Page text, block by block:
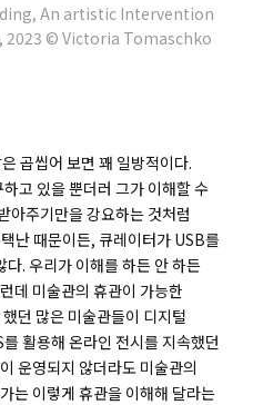
An artistic Intervention
2023 © Victoria Tomaschko
곱씹어 보면 꽤 일방적이다.
고 있을 뿐더러 그가 이해할 수
아주기만을 강요하는 것처럼
난 때문이든, 큐레이터가 USB를
. 우리가 이해를 하든 안 하든
데 미술관의 휴관이 가능한
던 많은 미술관들이 디지털
활용해 온라인 전시를 지속했던
운영되지 않더라도 미술관의
는 이렇게 휴관을 이해해 달라는